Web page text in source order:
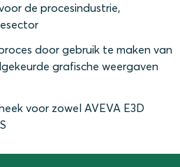
de procesindustrie,
door gebruik te maken van
grafische weergaven
voor zowel AVEVA E3D